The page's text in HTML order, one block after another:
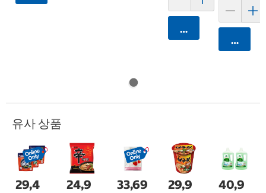
카트에 담기
카트에
유사 상품
29,4
24,9
33,69
29,9
40,9